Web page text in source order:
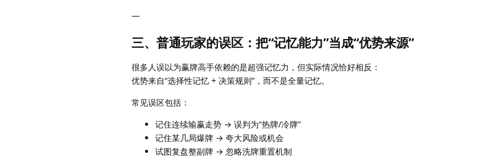
—
三、普通玩家的误区：把“记忆能力”当成“优势来源”
很多人误以为赢牌高手依赖的是超强记忆力，但实际情况恰好相反：
优势来自“选择性记忆 + 决策规则”，而不是全量记忆。
常见误区包括：
记住连续输赢走势 → 误判为“热牌/冷牌”
记住某几局爆牌 → 夸大风险或机会
试图复盘整副牌 → 忽略洗牌重置机制